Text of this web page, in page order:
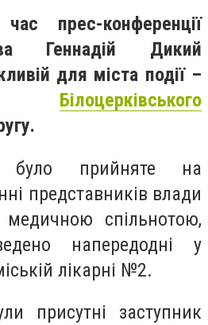
прес-конференції
Геннадій Дикий
для міста події –
Білоцерківського
було прийняте на
представників влади
медичною спільнотою,
напередодні у
лікарні №2.
присутні заступник